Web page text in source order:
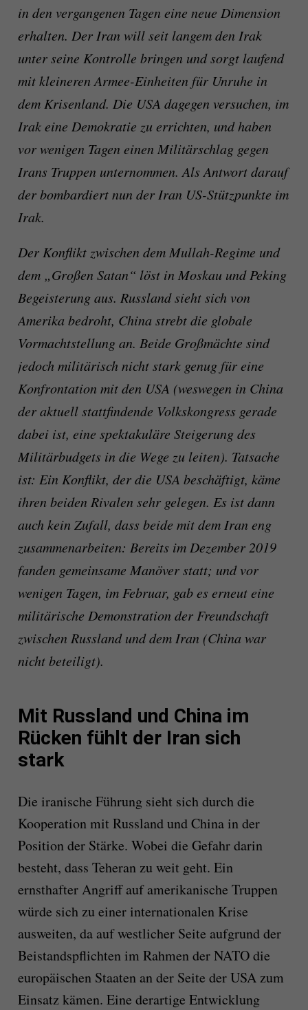
in den vergangenen Tagen eine neue Dimension
erhalten. Der Iran will seit langem den Irak
unter seine Kontrolle bringen und sorgt laufend
mit kleineren Armee-Einheiten für Unruhe in
dem Krisenland. Die USA dagegen versuchen, im
Irak eine Demokratie zu errichten, und haben
vor wenigen Tagen einen Militärschlag gegen
Irans Truppen unternommen. Als Antwort darauf
der bombardiert nun der Iran US-Stützpunkte im
Irak.
Der Konflikt zwischen dem Mullah-Regime und
dem „Großen Satan“ löst in Moskau und Peking
Begeisterung aus. Russland sieht sich von
Amerika bedroht, China strebt die globale
Vormachtstellung an. Beide Großmächte sind
jedoch militärisch nicht stark genug für eine
Konfrontation mit den USA (weswegen in China
der aktuell stattfindende Volkskongress gerade
dabei ist, eine spektakuläre Steigerung des
Militärbudgets in die Wege zu leiten). Tatsache
ist: Ein Konflikt, der die USA beschäftigt, käme
ihren beiden Rivalen sehr gelegen. Es ist dann
auch kein Zufall, dass beide mit dem Iran eng
zusammenarbeiten: Bereits im Dezember 2019
fanden gemeinsame Manöver statt; und vor
wenigen Tagen, im Februar, gab es erneut eine
militärische Demonstration der Freundschaft
zwischen Russland und dem Iran (China war
nicht beteiligt).
Mit Russland und China im
Rücken fühlt der Iran sich
stark
Die iranische Führung sieht sich durch die
Kooperation mit Russland und China in der
Position der Stärke. Wobei die Gefahr darin
besteht, dass Teheran zu weit geht. Ein
ernsthafter Angriff auf amerikanische Truppen
würde sich zu einer internationalen Krise
ausweiten, da auf westlicher Seite aufgrund der
Beistandspflichten im Rahmen der NATO die
europäischen Staaten an der Seite der USA zum
Einsatz kämen. Eine derartige Entwicklung